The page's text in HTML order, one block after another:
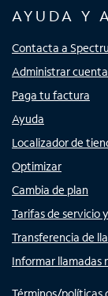
AYUDA Y
Contacta a
Administrar cuenta
Paga tu factura
Ayuda
Localizador de
Optimizar
Cambia de plan
Tarifas de servicio
Transferencia de
Informar llamadas